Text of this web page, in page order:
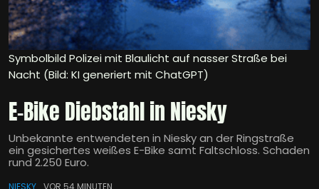
Symbolbild Polizei mit Blaulicht auf nasser Straße bei
Nacht (Bild: KI generiert mit ChatGPT)
E-Bike Diebstahl in Niesky
Unbekannte entwendeten in Niesky an der Ringstraße
ein gesichertes weißes E-Bike samt Faltschloss. Schaden
rund 2.250 Euro.
NIESKY VOR 54 MINUTEN